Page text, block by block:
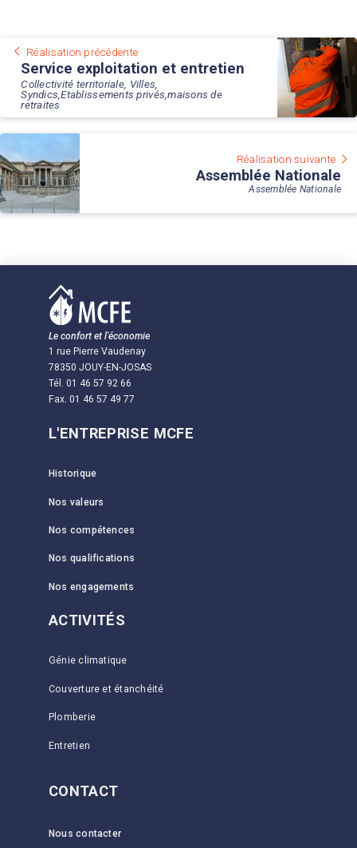
Réalisation précédente
Service exploitation et entretien
génie climatique
Collectivité territoriale, Villes,
Syndics,Etablissements privés,maisons de
retraites
Réalisation suivante
Assemblée Nationale
Assemblée Nationale
Le confort et l'économie
1 rue Pierre Vaudenay
78350 JOUY-EN-JOSAS
Tél. 01 46 57 92 66
Fax. 01 46 57 49 77
L'ENTREPRISE MCFE
Historique
Nos valeurs
Nos compétences
Nos qualifications
Nos engagements
ACTIVITÉS
Génie climatique
Couverture et étanchéité
Plomberie
Entretien
CONTACT
Nous contacter